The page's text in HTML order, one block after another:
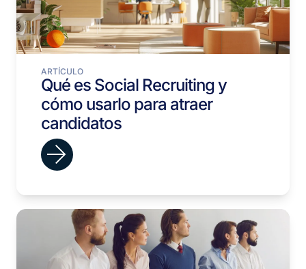
ARTÍCULO
Qué es Social Recruiting y
cómo usarlo para atraer
candidatos